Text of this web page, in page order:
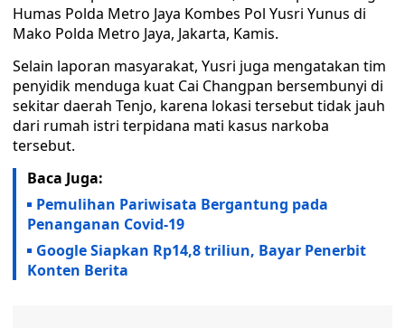
Humas Polda Metro Jaya Kombes Pol Yusri Yunus di
Mako Polda Metro Jaya, Jakarta, Kamis.
Selain laporan masyarakat, Yusri juga mengatakan tim
penyidik menduga kuat Cai Changpan bersembunyi di
sekitar daerah Tenjo, karena lokasi tersebut tidak jauh
dari rumah istri terpidana mati kasus narkoba
tersebut.
Baca Juga:
Pemulihan Pariwisata Bergantung pada
Penanganan Covid-19
Google Siapkan Rp14,8 triliun, Bayar Penerbit
Konten Berita